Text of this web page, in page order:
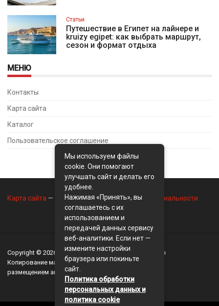
Статьи
Путешествие в Египет на лайнере и
kruizy egipet: как выбрать маршрут,
сезон и формат отдыха
МЕНЮ
Контакты
Карта сайта
Каталог
Пользовательское соглашение
Карта сайта — Контакты— Политика конфиденциальности
Copyright © 2026 BusinessMix- Экономика и финансы
Копирование материалов разрешается, только с
размещением активной ссылки на сайт
Мы используем файлы
cookie. Они помогают
улучшать сайт и делать его
удобнее.
Нажимая «Принять», вы
соглашаетесь с их
использованием и
передачей данных сервису
веб-аналитики. Если нет —
измените настройки
браузера или покиньте
сайт.
Политика обработки
персональных данных и
политика cookie